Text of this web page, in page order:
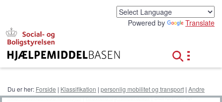
d
Powered by Translate
Du er her: Forside | Klassifikation | personlig mobilitet og transport | Andre
ikke-motoriserede køretøjer|Kravlere og rullebrætter| Standarder for